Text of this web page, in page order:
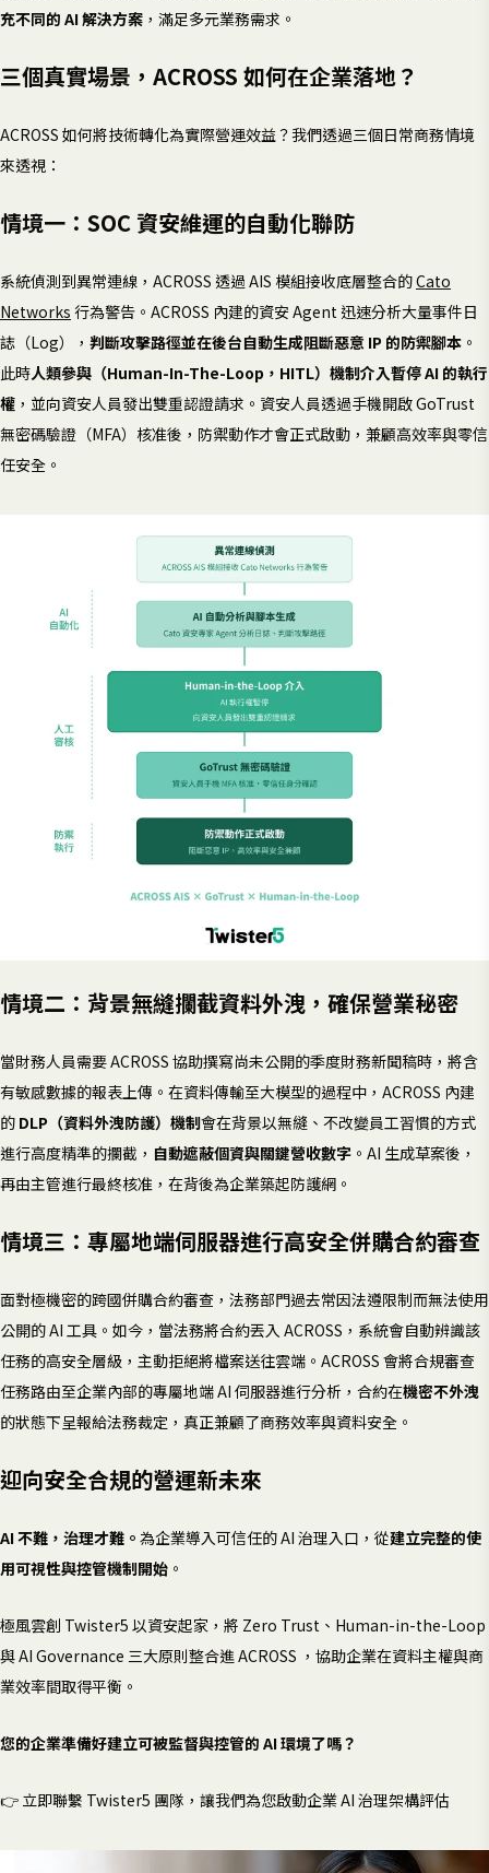
充不同的 AI 解決方案 ，滿足多元業務需求。
三個真實場景，ACROSS 如何在企業落地？
ACROSS 如何將技術轉化為實際營運效益？我們透過三個日常商務情境
來透視：
情境一：SOC 資安維運的自動化聯防
系統偵測到異常連線，ACROSS 透過 AIS 模組接收底層整合的Cato
Networks 行為警告。ACROSS 內建的資安 Agent 迅速分析大量事件日
誌（Log）， 判斷攻擊路徑並在後台自動生成阻斷惡意 IP 的防禦腳本 。
此時人類參與（Human-In-The-Loop，HITL）機制介入暫停 AI 的執行
權 ，並向資安人員發出雙重認證請求。資安人員透過手機開啟 GoTrust
無密碼驗證（MFA）核准後，防禦動作才會正式啟動，兼顧高效率與零信
任安全。
情境二：背景無縫攔截資料外洩，確保營業秘密
當財務人員需要 ACROSS 協助撰寫尚未公開的季度財務新聞稿時，將含
有敏感數據的報表上傳。在資料傳輸至大模型的過程中，ACROSS 內建
的 DLP（資料外洩防護）機制會在背景以無縫、不改變員工習慣的方式
進行高度精準的攔截， 自動遮蔽個資與關鍵營收數字 。AI 生成草案後，
再由主管進行最終核准，在背後為企業築起防護網。
情境三：專屬地端伺服器進行高安全併購合約審查
面對極機密的跨國併購合約審查，法務部門過去常因法遵限制而無法使用
公開的 AI 工具。如今，當法務將合約丟入 ACROSS，系統會自動辨識該
任務的高安全層級，主動拒絕將檔案送往雲端。ACROSS 會將合規審查
任務路由至企業內部的專屬地端 AI 伺服器進行分析，合約在機密不外洩
的狀態下呈報給法務裁定，真正兼顧了商務效率與資料安全。
迎向安全合規的營運新未來
AI 不難，治理才難。 為企業導入可信任的 AI 治理入口，從建立完整的使
用可視性與控管機制開始 。
極風雲創 Twister5 以資安起家，將 Zero Trust、Human-in-the-Loop
與 AI Governance 三大原則整合進 ACROSS ，協助企業在資料主權與商
業效率間取得平衡。
您的企業準備好建立可被監督與控管的 AI 環境了嗎？
👉 立即聯繫 Twister5 團隊，讓我們為您啟動企業 AI 治理架構評估